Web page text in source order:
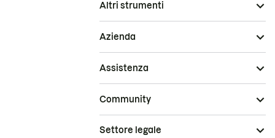
Altri strumenti
Azienda
Assistenza
Community
Settore legale